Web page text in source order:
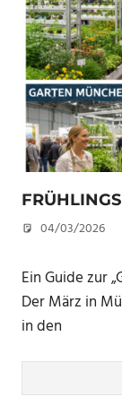
04/03/2026
Ein Guide zur
Der März in
in den